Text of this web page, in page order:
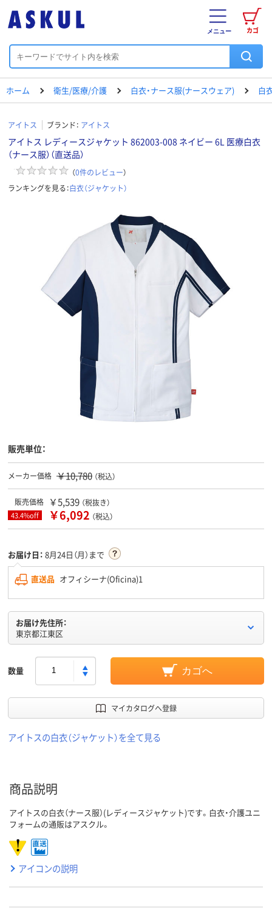
カゴ
メニュー
ホーム 衛生/医療/介護 白衣・ナース服(ナースウェア) 白
アイトス ブランド： アイトス
アイトス レディースジャケット 862003-008 ネイビー 6L 医療白衣
（ナース服）（直送品）
（0件のレビュー）
ランキングを見る：白衣（ジャケット）
販売単位：
メーカー価格 ￥10,780 （税込）
販売価格 ￥5,539 （税抜き）
43.4%off ￥6,092 （税込）
お届け日： 8月24日（月）まで
直送品 オフィシーナ(Oficina)1
お届け先住所：
東京都江東区
数量 カゴへ
マイカタログへ登録
アイトスの白衣（ジャケット）を全て見る
商品説明
アイトスの白衣（ナース服）(レディースジャケット)です。白衣・介護ユニ
フォームの通販はアスクル。
アイコンの説明